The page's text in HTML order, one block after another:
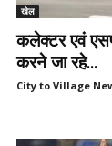
खेल
कलेक्टर एवं
करने जा रहे...
City to Village